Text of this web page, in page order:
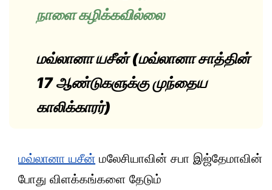
நாளை கழிக்கவில்லை
மவ்லானா யசீன் (மவ்லானா சாத்தின்
17 ஆண்டுகளுக்கு முந்தைய
காலிக்காரர்)
மவ்லானா யசீன் மலேசியாவின் சபா இஜ்தேமாவின்
போது விளக்கங்களை தேடும்